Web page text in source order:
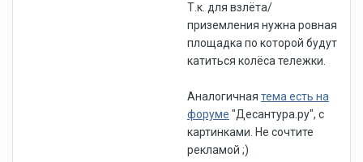
Т.к. для взлёта/
приземления нужна ровная
площадка по которой будут
катиться колёса тележки.
Аналогичная тема есть на
форуме "Десантура.ру", с
картинками. Не сочтите
рекламой ;)